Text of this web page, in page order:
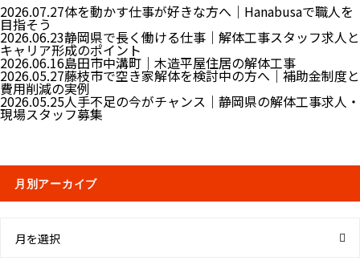
2026.07.27体を動かす仕事が好きな方へ｜Hanabusaで職人を
目指そう
2026.06.23静岡県で長く働ける仕事｜解体工事スタッフ求人と
キャリア形成のポイント
2026.06.16島田市中溝町｜木造平屋住居の解体工事
2026.05.27藤枝市で空き家解体を検討中の方へ｜補助金制度と
費用削減の実例
2026.05.25人手不足の今がチャンス｜静岡県の解体工事求人・
現場スタッフ募集
月別アーカイブ
月を選択